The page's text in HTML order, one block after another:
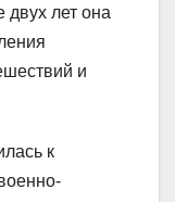
двух лет она
и
к